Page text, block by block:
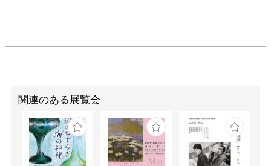
関連のある展覧会